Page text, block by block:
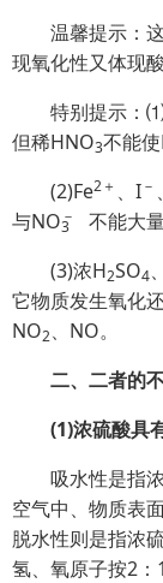
温馨提示：
现氧化性又体现酸
特别提示：
但稀HNO3不能使
(2)Fe2＋ 、I－
与NO3
－
不能大
(3)浓H2SO4
它物质发生氧化
NO2、NO。
二、二者的
(1)浓硫酸具
吸水性是指
空气中、物质表
脱水性则是指浓
氢、氧原子按2：